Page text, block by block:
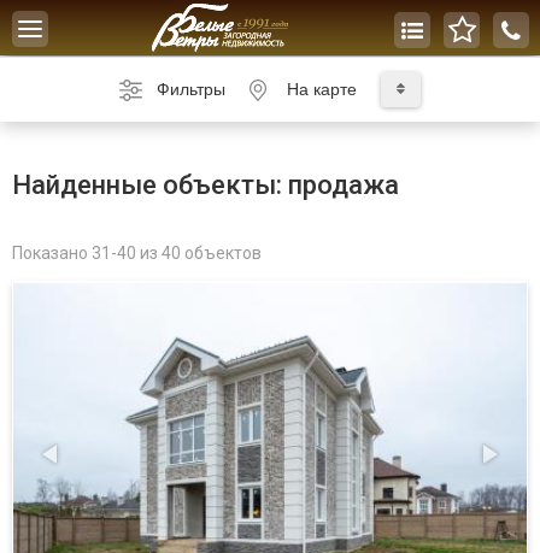
Toggle
navigation
Фильтры На карте
Найденные объекты: продажа
Показано 31-40 из 40 объектов